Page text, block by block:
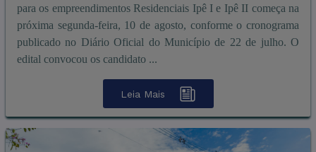
para os empreendimentos Residenciais Ipê I e Ipê II começa na
próxima segunda-feira, 10 de agosto, conforme o cronograma
publicado no Diário Oficial do Município de 22 de julho. O
edital convocou os candidato ...
Leia Mais